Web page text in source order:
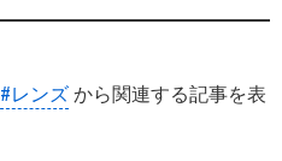
#レンズ から関連する記事を表